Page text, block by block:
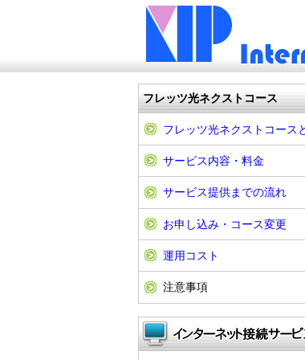
フレッツ光ネクストコース
フレッツ光ネクストコース
サービス内容・料金
サービス提供までの流れ
お申し込み・コース変更
運用コスト
注意事項